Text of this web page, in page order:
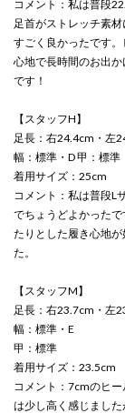
コメント：私は普段
足首がストレッチ素
すごく良かったです
心地で長時間のお出
です！
【スタッフH】
足長：右24.4cm・左
幅：標準・D 甲：標準
着用サイズ：25cm
コメント：私は普段L
でちょうどよかった
たりとした履き心地
た。
【スタッフM】
足長：右23.7cm・左
幅：標準・E
甲：標準
着用サイズ：23.5cm
コメント：7cmのヒ
は少し高く感じまし